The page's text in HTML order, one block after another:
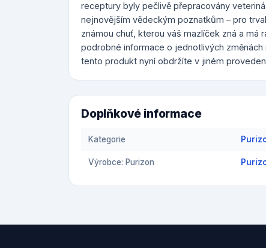
receptury byly pečlivě přepracovány
nejnovějším vědeckým poznatkům – pro
známou chuť, kterou váš mazlíček zná a má
podrobné informace o jednotlivých
tento produkt nyní obdržíte v jiném
Doplňkové informace
Kategorie
Výrobce: Purizon